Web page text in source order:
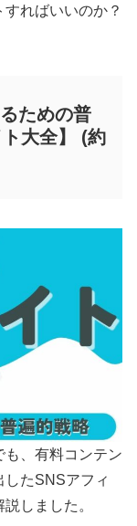
ればいいのか？
ための普
大全】 (約
も、有料コンテン
たSNSアフィ
しました。